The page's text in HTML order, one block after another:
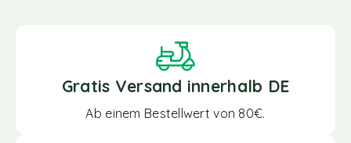
Gratis Versand innerhalb DE
Ab einem Bestellwert von 80€.